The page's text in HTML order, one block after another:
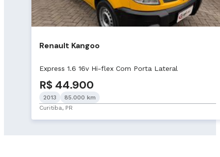
Renault Kangoo
Express 1.6 16v Hi-flex Com Porta Lateral
R$ 44.900
2013
85.000 km
Curitiba, PR